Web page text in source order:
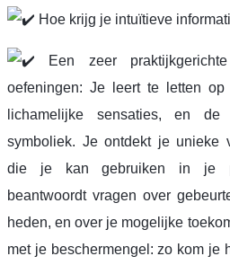
Hoe krijg je intuïtieve
Een zeer
oefeningen: Je leert te letten
lichamelijke sensaties, en
symboliek. Je ontdekt je unieke
die je kan gebruiken in je
beantwoordt vragen over
heden, en over je mogelijke
met je beschermengel: zo kom je